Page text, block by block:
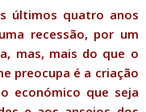
últimos quatro anos
recessão, por um
mas, mais do que o
preocupa é a criação
económico que seja